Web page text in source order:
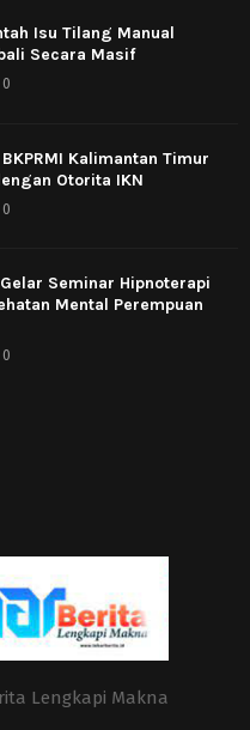
Isu Tilang Manual
Secara Masif
0
Kalimantan Timur
Otorita IKN
0
Seminar Hipnoterapi
Mental Perempuan
0
Lengkapi Makna